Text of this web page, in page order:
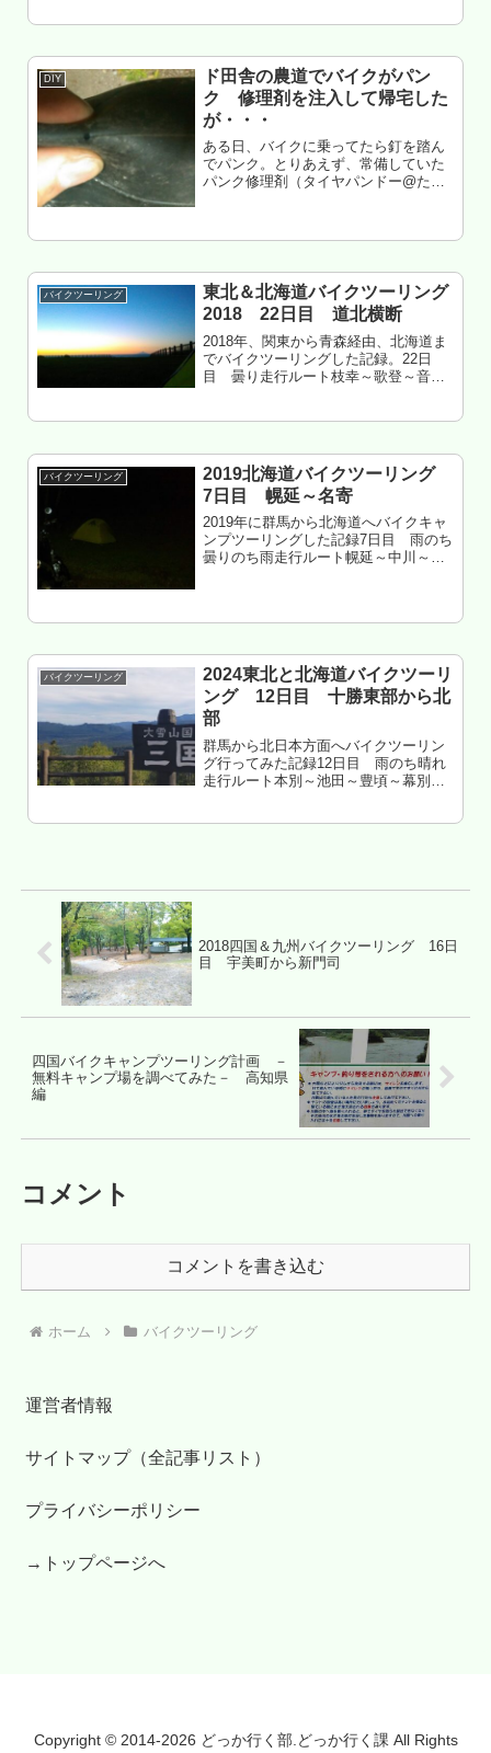
DIY
ド田舎の農道でバイクがパン
ク 修理剤を注入して帰宅した
が・・・
ある日、バイクに乗ってたら釘を踏ん
でパンク。とりあえず、常備していた
パンク修理剤（タイヤパンドー@ただ
さる...
バイクツーリング
東北＆北海道バイクツーリング
2018 22日目 道北横断
2018年、関東から青森経由、北海道ま
でバイクツーリングした記録。22日
目 曇り走行ルート枝幸～歌登～音威
バイクツーリング
2019北海道バイクツーリング
7日目 幌延～名寄
2019年に群馬から北海道へバイクキャ
ンプツーリングした記録7日目 雨のち
曇りのち雨走行ルート幌延～中川～音
パスの早期完成を望む クソ...
バイクツーリング
2024東北と北海道バイクツーリ
ング 12日目 十勝東部から北
部
群馬から北日本方面へバイクツーリン
グ行ってみた記録12日目 雨のち晴れ
走行ルート本別～池田～豊頃～幕別～
2018四国＆九州バイクツーリング 16日
目 宇美町から新門司
四国バイクキャンプツーリング計画 －
無料キャンプ場を調べてみた－ 高知県
編
コメント
コメントを書き込む
ホーム バイクツーリング
運営者情報
サイトマップ（全記事リスト）
プライバシーポリシー
→トップページへ
Copyright © 2014-2026 どっか行く部.どっか行く課 All Rights